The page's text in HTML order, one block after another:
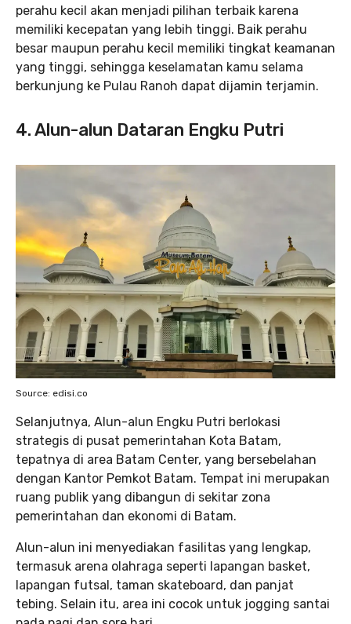
perahu kecil akan menjadi pilihan terbaik karena
memiliki kecepatan yang lebih tinggi. Baik perahu
besar maupun perahu kecil memiliki tingkat keamanan
yang tinggi, sehingga keselamatan kamu selama
berkunjung ke Pulau Ranoh dapat dijamin terjamin.
4. Alun-alun Dataran Engku Putri
Source: edisi.co
Selanjutnya, Alun-alun Engku Putri berlokasi
strategis di pusat pemerintahan Kota Batam,
tepatnya di area Batam Center, yang bersebelahan
dengan Kantor Pemkot Batam. Tempat ini merupakan
ruang publik yang dibangun di sekitar zona
pemerintahan dan ekonomi di Batam.
Alun-alun ini menyediakan fasilitas yang lengkap,
termasuk arena olahraga seperti lapangan basket,
lapangan futsal, taman skateboard, dan panjat
tebing. Selain itu, area ini cocok untuk jogging santai